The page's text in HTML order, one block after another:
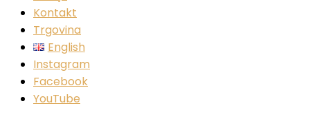
Kontakt
Trgovina
English
Instagram
Facebook
YouTube